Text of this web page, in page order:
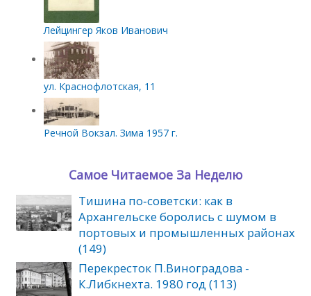
Лейцингер Яков Иванович
ул. Краснофлотская, 11
Речной Вокзал. Зима 1957 г.
Самое Читаемое За Неделю
Тишина по‑советски: как в
Архангельске боролись с шумом в
портовых и промышленных районах
(149)
Перекресток П.Виноградова -
К.Либкнехта. 1980 год (113)